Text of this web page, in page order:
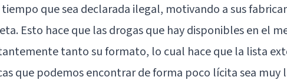
que sea declarada ilegal, motivando a sus
Esto hace que las drogas que hay disponibles en el
tanto su formato, lo cual hace que la lista
que podemos encontrar de forma poco lícita sea muy